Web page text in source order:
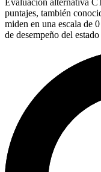
Evaluación alternativa
puntajes, también
miden en una escala de
de desempeño del